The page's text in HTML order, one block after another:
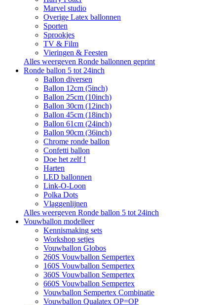
Marvel studio
Overige Latex ballonnen
Sporten
Sprookjes
TV & Film
Vieringen & Feesten
Alles weergeven Ronde ballonnen geprint
Ronde ballon 5 tot 24inch
Ballon diversen
Ballon 12cm (5inch)
Ballon 25cm (10inch)
Ballon 30cm (12inch)
Ballon 45cm (18inch)
Ballon 61cm (24inch)
Ballon 90cm (36inch)
Chrome ronde ballon
Confetti ballon
Doe het zelf !
Harten
LED ballonnen
Link-O-Loon
Polka Dots
Vlaggenlijnen
Alles weergeven Ronde ballon 5 tot 24inch
Vouwballon modelleer
Kennismaking sets
Workshop setjes
Vouwballon Globos
260S Vouwballon Sempertex
160S Vouwballon Sempertex
360S Vouwballon Sempertex
660S Vouwballon Sempertex
Vouwballon Sempertex Combinatie
Vouwballon Qualatex OP=OP